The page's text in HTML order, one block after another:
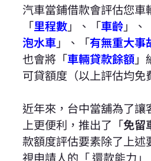
汽車當鋪借款會評估您車
「里程數」、「車齡」、
泡水車」、「有無重大事
也會將「車輛貸款餘額
可貸額度（以上評估均免
近年來，台中當舖為了讓
上更便利，推出了「免留
款額度評估要素除了上述
視申請人的「 還款能力」